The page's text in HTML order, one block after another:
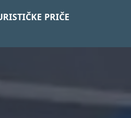
PRIČE